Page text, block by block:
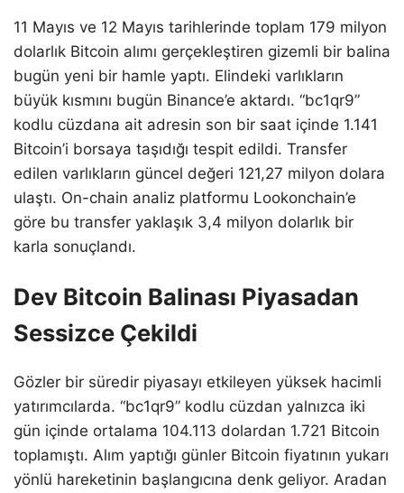
11 Mayıs ve 12 Mayıs tarihlerinde toplam 179 milyon
dolarlık Bitcoin alımı gerçekleştiren gizemli bir balina
bugün yeni bir hamle yaptı. Elindeki varlıkların
büyük kısmını bugün Binance’e aktardı. “bc1qr9”
kodlu cüzdana ait adresin son bir saat içinde 1.141
Bitcoin’i borsaya taşıdığı tespit edildi. Transfer
edilen varlıkların güncel değeri 121,27 milyon dolara
ulaştı. On-chain analiz platformu Lookonchain’e
göre bu transfer yaklaşık 3,4 milyon dolarlık bir
karla sonuçlandı.
Dev Bitcoin Balinası Piyasadan
Sessizce Çekildi
Gözler bir süredir piyasayı etkileyen yüksek hacimli
yatırımcılarda. “bc1qr9” kodlu cüzdan yalnızca iki
gün içinde ortalama 104.113 dolardan 1.721 Bitcoin
toplamıştı. Alım yaptığı günler Bitcoin fiyatının yukarı
yönlü hareketinin başlangıcına denk geliyor. Aradan